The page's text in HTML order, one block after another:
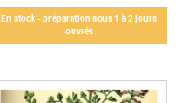
En stock - préparation sous 1 à 2 jours
ouvrés